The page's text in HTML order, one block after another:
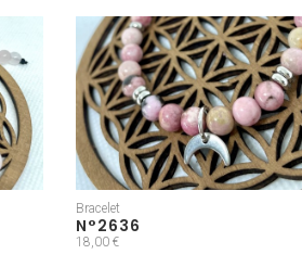
Bracelet
N°2636
18,00 €